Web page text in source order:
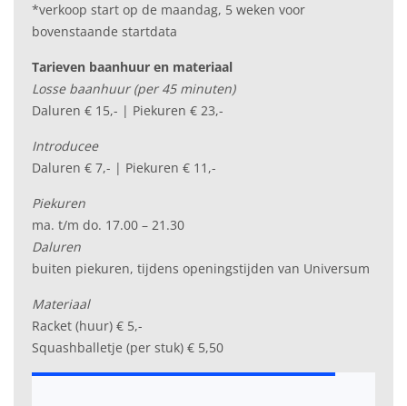
*verkoop start op de maandag, 5 weken voor
bovenstaande startdata
Tarieven baanhuur en materiaal
Losse baanhuur (per 45 minuten)
Daluren € 15,- | Piekuren € 23,-
Introducee
Daluren € 7,- | Piekuren € 11,-
Piekuren
ma. t/m do. 17.00 – 21.30
Daluren
buiten piekuren, tijdens openingstijden van Universum
Materiaal
Racket (huur) € 5,-
Squashballetje (per stuk) € 5,50